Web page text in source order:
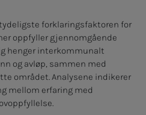
forklaringsfaktoren for
oppfyller gjennomgående
henger interkommunalt
og avløp, sammen med
området. Analysene indikerer
mellom erfaring med